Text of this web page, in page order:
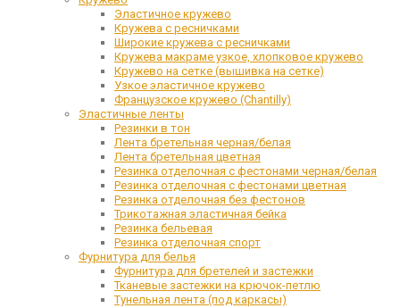
Эластичное кружево
Кружева с ресничками
Широкие кружева с ресничками
Кружева макраме узкое, хлопковое кружево
Кружево на сетке (вышивка на сетке)
Узкое эластичное кружево
Французское кружево (Chantilly)
Эластичные ленты
Резинки в тон
Лента бретельная черная/белая
Лента бретельная цветная
Резинка отделочная с фестонами черная/белая
Резинка отделочная с фестонами цветная
Резинка отделочная без фестонов
Трикотажная эластичная бейка
Резинка бельевая
Резинка отделочная спорт
Фурнитура для белья
Фурнитура для бретелей и застежки
Тканевые застежки на крючок-петлю
Тунельная лента (под каркасы)